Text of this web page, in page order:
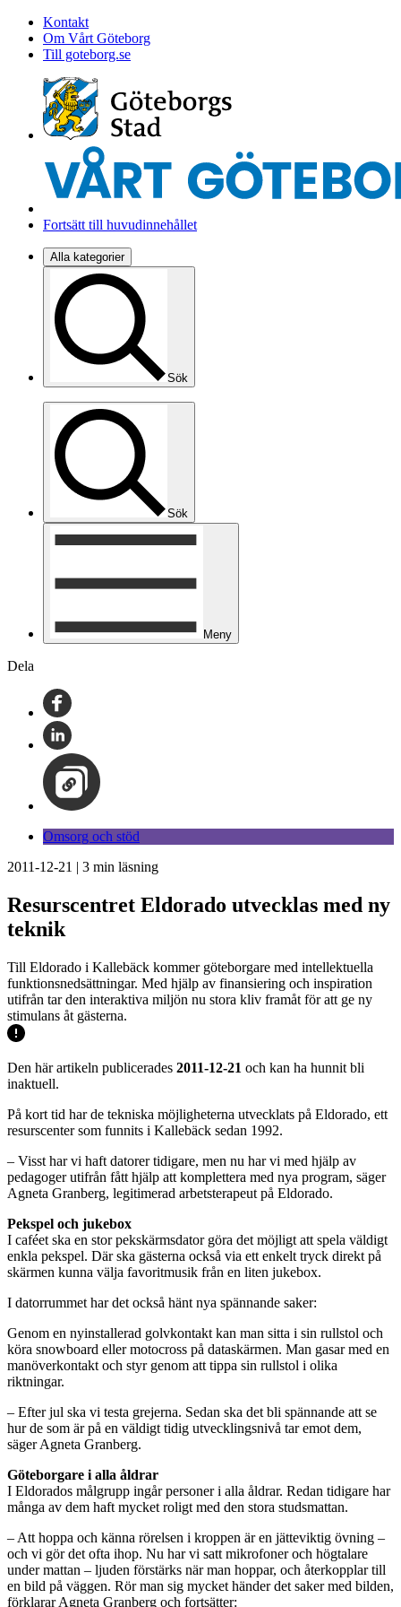
Kontakt
Om Vårt Göteborg
Till goteborg.se
Fortsätt till huvudinnehållet
Alla kategorier
Sök
Sök
Meny
Dela
Omsorg och stöd
2011-12-21 | 3 min läsning
Resurscentret Eldorado utvecklas med ny
teknik
Till Eldorado i Kallebäck kommer göteborgare med intellektuella
funktionsnedsättningar. Med hjälp av finansiering och inspiration
utifrån tar den interaktiva miljön nu stora kliv framåt för att ge ny
stimulans åt gästerna.
Den här artikeln publicerades 2011-12-21 och kan ha hunnit bli
inaktuell.
På kort tid har de tekniska möjligheterna utvecklats på Eldorado, ett
resurscenter som funnits i Kallebäck sedan 1992.
– Visst har vi haft datorer tidigare, men nu har vi med hjälp av
pedagoger utifrån fått hjälp att komplettera med nya program, säger
Agneta Granberg, legitimerad arbetsterapeut på Eldorado.
Pekspel och jukebox
I caféet ska en stor pekskärmsdator göra det möjligt att spela väldigt
enkla pekspel. Där ska gästerna också via ett enkelt tryck direkt på
skärmen kunna välja favoritmusik från en liten jukebox.
I datorrummet har det också hänt nya spännande saker:
Genom en nyinstallerad golvkontakt kan man sitta i sin rullstol och
köra snowboard eller motocross på dataskärmen. Man gasar med en
manöverkontakt och styr genom att tippa sin rullstol i olika
riktningar.
– Efter jul ska vi testa grejerna. Sedan ska det bli spännande att se
hur de som är på en väldigt tidig utvecklingsnivå tar emot dem,
säger Agneta Granberg.
Göteborgare i alla åldrar
I Eldorados målgrupp ingår personer i alla åldrar. Redan tidigare har
många av dem haft mycket roligt med den stora studsmattan.
– Att hoppa och känna rörelsen i kroppen är en jätteviktig övning –
och vi gör det ofta ihop. Nu har vi satt mikrofoner och högtalare
under mattan – ljuden förstärks när man hoppar, och återkopplar till
en bild på väggen. Rör man sig mycket händer det saker med bilden,
förklarar Agneta Granberg och fortsätter: